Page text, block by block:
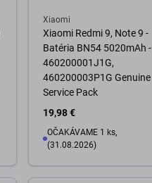
Xiaomi
Xiaomi Redmi 9, Note 9 -
Batéria BN54 5020mAh -
460200001J1G,
460200003P1G Genuine
Service Pack
19,98 €
OČAKÁVAME 1 ks,
(31.08.2026)